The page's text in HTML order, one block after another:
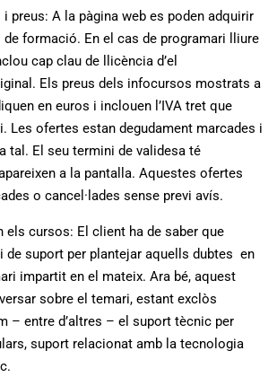
i preus: A la pàgina web es poden adquirir
formació. En el cas de programari lliure
cap clau de llicència d’el
Els preus dels infocursos mostrats a
en euros i inclouen l’IVA tret que
Les ofertes estan degudament marcades i
tal. El seu termini de validesa té
a la pantalla. Aquestes ofertes
o cancel·lades sense previ avís.
els cursos: El client ha de saber que
de suport per plantejar aquells dubtes en
impartit en el mateix. Ara bé, aquest
sobre el temari, estant exclòs
– entre d’altres – el suport tècnic per
suport relacionat amb la tecnologia